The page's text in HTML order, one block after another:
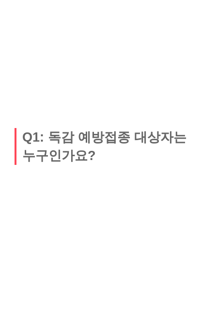
Q1: 독감 예방접종 대상자는
누구인가요?